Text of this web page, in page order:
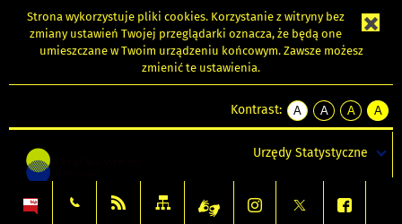
Strona wykorzystuje pliki cookies. Korzystanie z witryny bez
zmiany ustawień Twojej przeglądarki oznacza, że będą one
umieszczane w Twoim urządzeniu końcowym. Zawsze możesz
zmienić te ustawienia.
Kontrast:
A
kontrast
A
kontrast
tekst
czarnym
A
kontrast
tekst
czarnym
A
tekst
żółtym
Urzędy Statystyczne